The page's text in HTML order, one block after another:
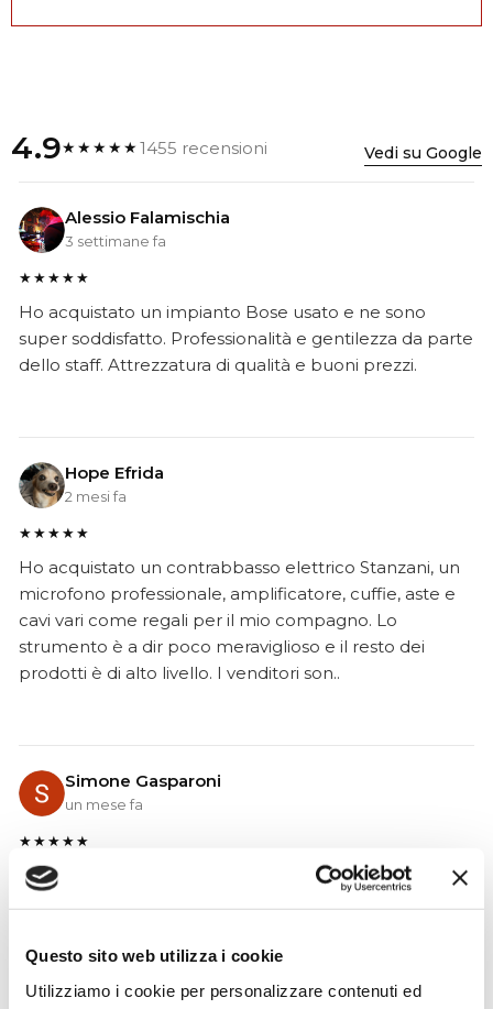
Questo sito web utilizza i cookie
Utilizziamo i cookie per personalizzare contenuti ed
4.9★★★★★1455 recensioni Vedi su Google
Alessio Falamischia
3 settimane fa
★★★★★
Ho acquistato un impianto Bose usato e ne sono
super soddisfatto. Professionalità e gentilezza da parte
dello staff. Attrezzatura di qualità e buoni prezzi.
Hope Efrida
2 mesi fa
★★★★★
Ho acquistato un contrabbasso elettrico Stanzani, un
microfono professionale, amplificatore, cuffie, aste e
cavi vari come regali per il mio compagno. Lo
strumento è a dir poco meraviglioso e il resto dei
prodotti è di alto livello. I venditori son..
Simone Gasparoni
un mese fa
★★★★★
Ottima esperienza d’acquisto. Comunicazione
sorprese o ritardi. Servizio affidabile e professionale.
Negozio assolutamente consigliato, acqui..